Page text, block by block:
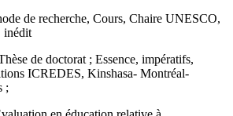
de recherche, Cours, Chaire UNESCO,
inédit
de doctorat ; Essence, impératifs,
ICREDES, Kinshasa- Montréal-
;